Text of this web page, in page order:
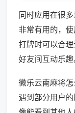
同时应用在很
非常有用的，
打牌时可以合
好友间互动乐趣
微乐云南麻将
遇到部分用户